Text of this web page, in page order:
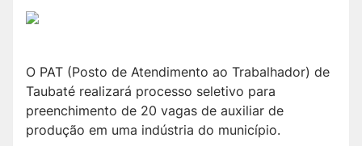
O PAT (Posto de Atendimento ao Trabalhador) de
Taubaté realizará processo seletivo para
preenchimento de 20 vagas de auxiliar de
produção em uma indústria do município.